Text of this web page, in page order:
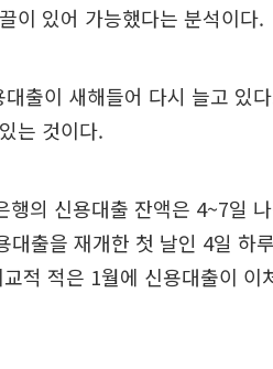
이 있어 가능했다는 분석이다.
출이 새해들어 다시 늘고 있
는 것이다.
행의 신용대출 잔액은 4~7일
대출을 재개한 첫 날인 4일 하
적 적은 1월에 신용대출이 이